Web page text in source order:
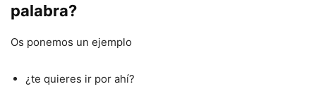
palabra?
Os ponemos un ejemplo
¿te quieres ir por ahí?